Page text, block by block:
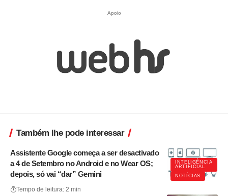
Apoio
Também lhe pode interessar
INTELIGÊNCIA
ARTIFICIAL
NOTÍCIAS
Assistente Google começa a ser desactivado
a 4 de Setembro no Android e no Wear OS;
depois, só vai “dar” Gemini
Tempo de leitura: 2 min